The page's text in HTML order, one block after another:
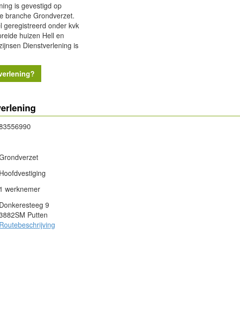
is gevestigd op
branche Grondverzet.
geregistreerd onder kvk
huizen Hell en
Dienstverlening is
Hoofdvestiging
1 werknemer
Donkeresteeg 9
Putten
Routebeschrijving